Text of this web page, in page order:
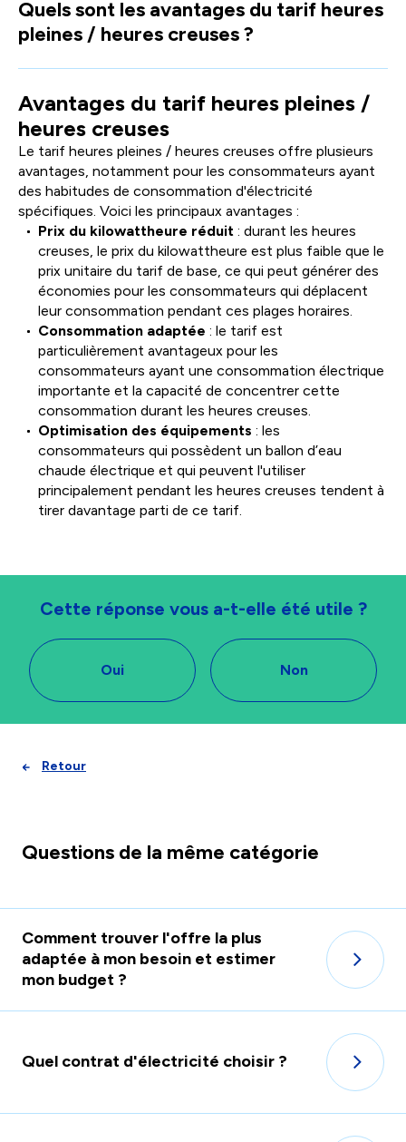
Quels sont les avantages du tarif heures
pleines / heures creuses ?
Avantages du tarif heures pleines /
heures creuses
Le tarif heures pleines / heures creuses offre plusieurs
avantages, notamment pour les consommateurs ayant
des habitudes de consommation d'électricité
spécifiques. Voici les principaux avantages :
Prix du kilowattheure réduit : durant les heures
creuses, le prix du kilowattheure est plus faible que le
prix unitaire du tarif de base, ce qui peut générer des
économies pour les consommateurs qui déplacent
leur consommation pendant ces plages horaires.
Consommation adaptée : le tarif est
particulièrement avantageux pour les
consommateurs ayant une consommation électrique
importante et la capacité de concentrer cette
consommation durant les heures creuses.
Optimisation des équipements : les
consommateurs qui possèdent un ballon d’eau
chaude électrique et qui peuvent l'utiliser
principalement pendant les heures creuses tendent à
tirer davantage parti de ce tarif.
Cette réponse vous a-t-elle été utile ?
Oui Non
Retour
Questions de la même catégorie
Comment trouver l'offre la plus
adaptée à mon besoin et estimer
mon budget ?
Quel contrat d'électricité choisir ?